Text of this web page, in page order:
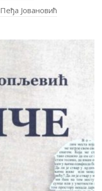
Пеђа Јовановић